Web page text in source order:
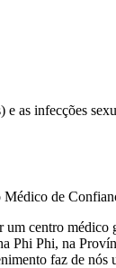
e as infecções
de
centro médico
Phi Phi, na
faz de